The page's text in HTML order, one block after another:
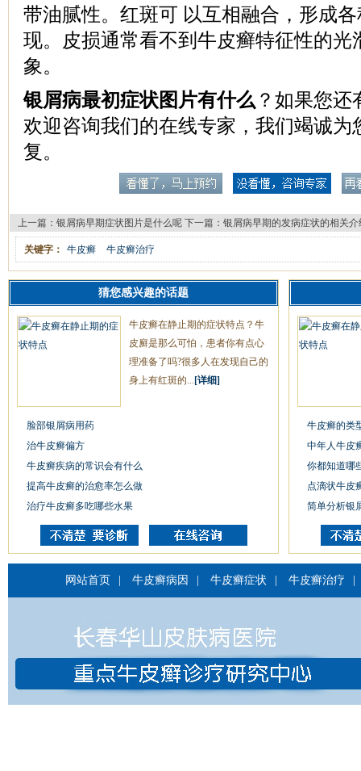
带油腻性。红斑可 以互相融合，形成
现。皮损通常看不到牛皮癣特征性的光
象。
银屑病最初症状图片有什么 ？如果您
欢迎咨询我们的在线专家，我们竭诚为
复。
上一篇： 银屑病早期症状图片是什么呢 下一篇： 银屑病早期的发病症状的相关介
关键字： 牛皮癣 牛皮癣治疗
猜您感兴趣的话题
牛皮癣在静止期的症状特点？牛
皮廯是那么可怕，患者你有点心
理准备了吗?很多人在发现自己的
身上有红斑的... [详细]
脸部银屑病用药
治牛皮癣偏方
牛皮癣疾病的常识会有什么
提高牛皮癣的治愈率怎么做
治疗牛皮癣多吃哪些水果
牛皮癣的类
中年人牛皮
你都知道哪
点滴状牛皮
简单分析银
网站首页 牛皮癣病因 牛皮癣症状 牛皮癣治疗